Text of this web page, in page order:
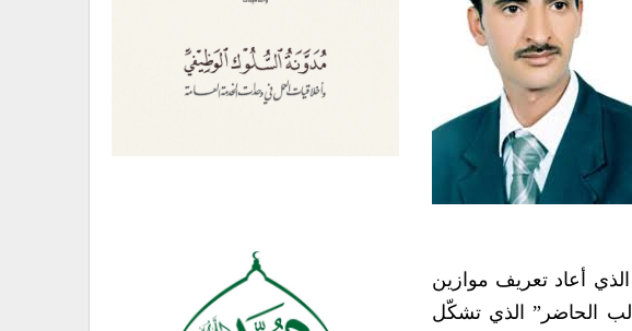
الوجودي الذي أعاد تعريف موازين
الحاضر” الذي تشكّل